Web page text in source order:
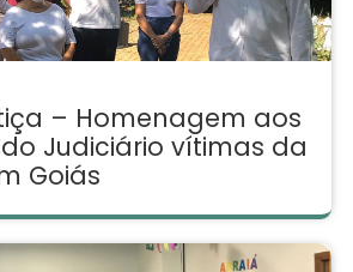
– Homenagem aos
Judiciário vítimas da
Goiás